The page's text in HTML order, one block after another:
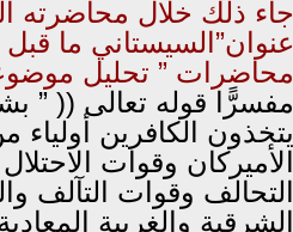
عنوان”السيستاني ما
محاضرات ” تحليل
مفسرًّا قوله تعالى (( ”
يتخذون الكافرين
الأميركان وقوات
التحالف وقوات التآلف
الشرقية والغربية